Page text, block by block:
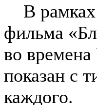
В рамках
фильма
во
показан с
каждого.